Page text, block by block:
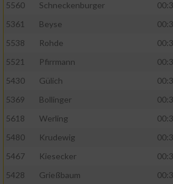
5560
Schneckenburger
5361
Beyse
5538
Rohde
5521
Pfirrmann
5430
Gülich
5369
Bollinger
5618
Werling
5480
Krudewig
5467
Kiesecker
5428
Grießbaum